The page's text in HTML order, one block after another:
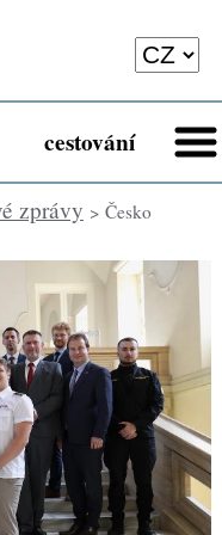
cestování
zprávy > Česko